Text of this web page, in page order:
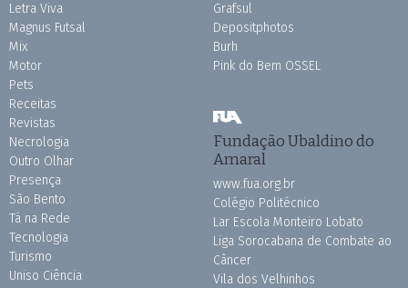
Letra Viva
Magnus Futsal
Mix
Motor
Pets
Receitas
Revistas
Necrologia
Outro Olhar
Presença
São Bento
Tá na Rede
Tecnologia
Turismo
Uniso Ciência
Grafsul
Depositphotos
Burh
Pink do Bem OSSEL
Fundação Ubaldino do
Amaral
www.fua.org.br
Colégio Politécnico
Lar Escola Monteiro Lobato
Liga Sorocabana de Combate ao
Câncer
Vila dos Velhinhos